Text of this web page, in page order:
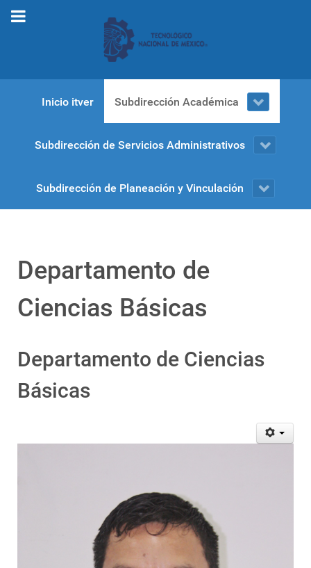
Inicio itver Subdirección Académica
Subdirección de Servicios Administrativos
Subdirección de Planeación y Vinculación
Departamento de
Ciencias Básicas
Departamento de Ciencias
Básicas